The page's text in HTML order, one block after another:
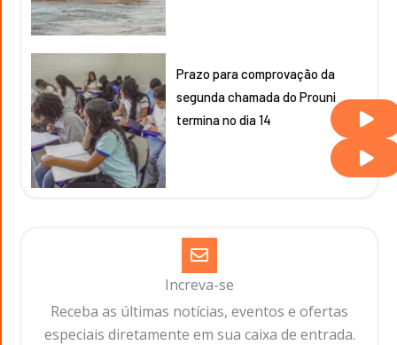
Prazo para comprovação da
segunda chamada do Prouni
termina no dia 14
Increva-se
Receba as últimas notícias, eventos e ofertas
especiais diretamente em sua caixa de entrada.​